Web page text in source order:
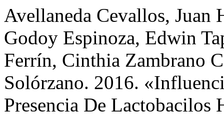
Avellaneda Cevallos, Juan
Godoy Espinoza, Edwin
Ferrín, Cinthia Zambrano
Solórzano. 2016.
Presencia De Lactobacilos